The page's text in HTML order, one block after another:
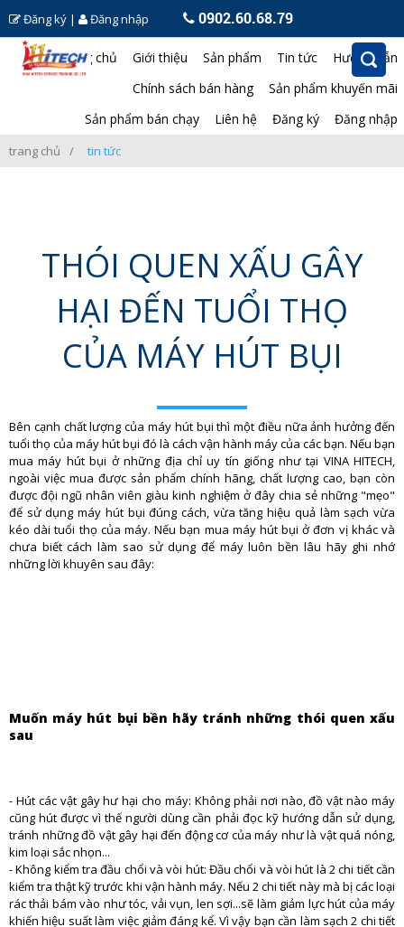
Đăng ký | Đăng nhập 0902.60.68.79
Trang chủ Giới thiệu Sản phẩm Tin tức
Hướng dẫn
Chính sách bán hàng
Sản phẩm khuyến mãi
Sản phẩm bán chạy
Liên hệ Đăng ký Đăng nhập
trang chủ tin tức
THÓI QUEN XẤU GÂY
HẠI ĐẾN TUỔI THỌ
CỦA MÁY HÚT BỤI
Bên cạnh chất lượng của máy hút bụi thì một điều nữa ảnh hưởng đến
tuổi thọ của máy hút bụi đó là cách vận hành máy của các bạn. Nếu bạn
mua máy hút bụi ở những địa chỉ uy tín giống như tại VINA HITECH,
ngoài việc mua được sản phẩm chính hãng, chất lượng cao, bạn còn
được đội ngũ nhân viên giàu kinh nghiệm ở đây chia sẻ những "mẹo"
để sử dụng máy hút bụi đúng cách, vừa tăng hiệu quả làm sạch vừa
kéo dài tuổi thọ của máy. Nếu bạn mua máy hút bụi ở đơn vị khác và
chưa biết cách làm sao sử dụng để máy luôn bền lâu hãy ghi nhớ
những lời khuyên sau đây:
Muốn máy hút bụi bền hãy tránh những thói quen xấu
sau
- Hút các vật gây hư hại cho máy: Không phải nơi nào, đồ vật nào máy
cũng hút được vì thế người dùng cần phải đọc kỹ hướng dẫn sử dụng,
tránh những đồ vật gây hại đến động cơ của máy như là vật quá nóng,
kim loại sắc nhọn...
- Không kiểm tra đầu chổi và vòi hút: Đầu chổi và vòi hút là 2 chi tiết cần
kiểm tra thật kỹ trước khi vận hành máy. Nếu 2 chi tiết này mà bị các loại
rác thải bám vào như tóc, vải vụn, len sợi...sẽ làm giảm lực hút của máy
khiến hiệu suất làm việc giảm đáng kể. Vì vậy bạn cần làm sạch 2 chi tiết